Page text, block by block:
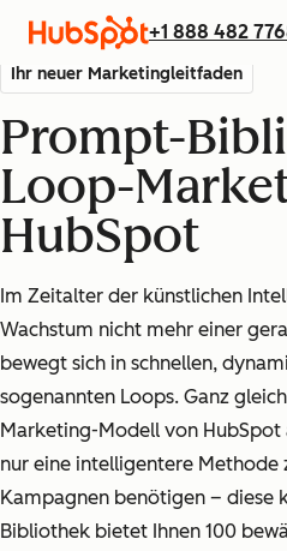
+1 888 482
Ihr neuer Marketingleitfaden
Prompt-
Loop-
HubSpot
Im Zeitalter der künstlichen
Wachstum nicht mehr einer
bewegt sich in schnellen,
sogenannten Loops. Ganz
Marketing-Modell von HubSpot
nur eine intelligentere Methode
Kampagnen benötigen – diese
Bibliothek bietet Ihnen 100